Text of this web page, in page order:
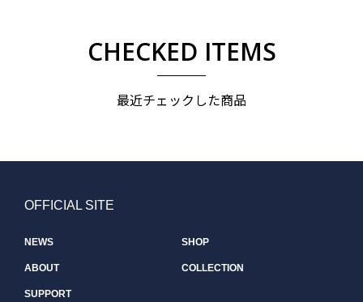
CHECKED ITEMS
最近チェックした商品
OFFICIAL SITE
NEWS SHOP
ABOUT COLLECTION
SUPPORT